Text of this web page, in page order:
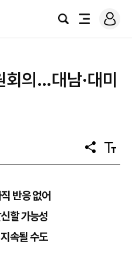
검
전
로
그
의…대남·대미
공
유
텍
스
반응 없어
할 가능성
속될 수도